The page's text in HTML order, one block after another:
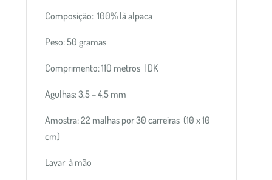
Composição: 100% lã alpaca
Peso: 50 gramas
Comprimento: 110 metros | DK
Agulhas: 3,5 – 4,5 mm
Amostra: 22 malhas por 30 carreiras (10 x 10
cm)
Lavar à mão